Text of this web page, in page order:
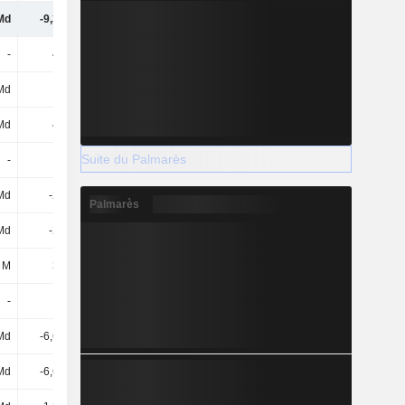
-9,38 Md
- 482 M
482 M
- - -520 M
-222 M
-222 M
316 M
-
-6,63 Md
-6,63 Md
Suite du Palmarès
Palmarès